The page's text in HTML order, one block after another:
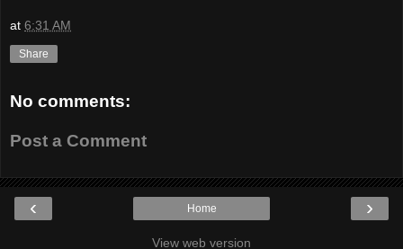
at 6:31 AM
Share
No comments:
Post a Comment
‹ ›
Home
View web version